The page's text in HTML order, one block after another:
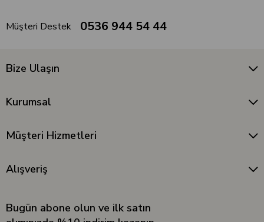
Müşteri Destek 0536 944 54 44
Bize Ulaşın
Kurumsal
Müşteri Hizmetleri
Alışveriş
Bugün abone olun ve ilk satın